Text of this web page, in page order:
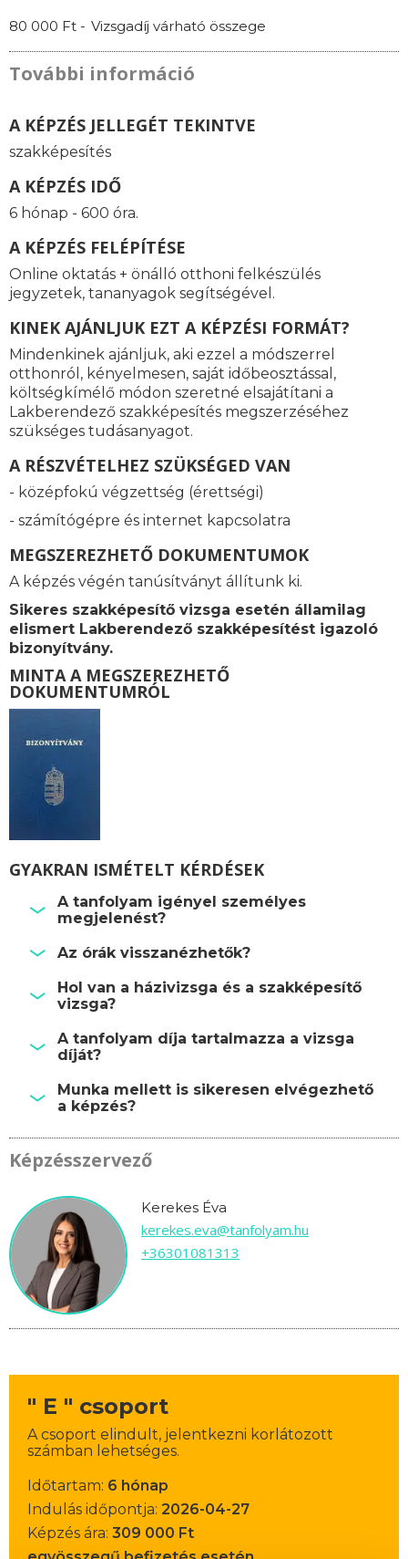
80 000 Ft - Vizsgadíj várható összege
További információ
A KÉPZÉS JELLEGÉT TEKINTVE
szakképesítés
A KÉPZÉS IDŐ
6 hónap - 600 óra.
A KÉPZÉS FELÉPÍTÉSE
Online oktatás + önálló otthoni felkészülés
jegyzetek, tananyagok segítségével.
KINEK AJÁNLJUK EZT A KÉPZÉSI FORMÁT?
Mindenkinek ajánljuk, aki ezzel a módszerrel
otthonról, kényelmesen, saját időbeosztással,
költségkímélő módon szeretné elsajátítani a
Lakberendező szakképesítés megszerzéséhez
szükséges tudásanyagot.
A RÉSZVÉTELHEZ SZÜKSÉGED VAN
- középfokú végzettség (érettségi)
- számítógépre és internet kapcsolatra
MEGSZEREZHETŐ DOKUMENTUMOK
A képzés végén tanúsítványt állítunk ki.
Sikeres szakképesítő vizsga esetén államilag
elismert Lakberendező szakképesítést igazoló
bizonyítvány.
MINTA A MEGSZEREZHETŐ
DOKUMENTUMRÓL
GYAKRAN ISMÉTELT KÉRDÉSEK
A tanfolyam igényel személyes
megjelenést?
Az órák visszanézhetők?
Hol van a házivizsga és a szakképesítő
vizsga?
A tanfolyam díja tartalmazza a vizsga
díját?
Munka mellett is sikeresen elvégezhető
a képzés?
Képzésszervező
Kerekes Éva
kerekes.eva@tanfolyam.hu
+36301081313
" E " csoport
A csoport elindult, jelentkezni korlátozott
számban lehetséges.
Időtartam: 6 hónap
Indulás időpontja: 2026-04-27
Képzés ára: 309 000 Ft